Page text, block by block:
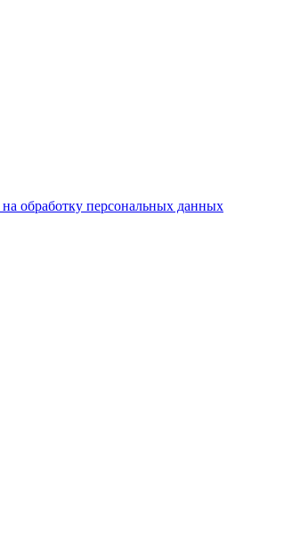
обработку персональных данных